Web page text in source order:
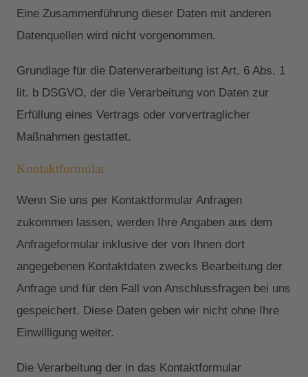
Eine Zusammenführung dieser Daten mit anderen
Datenquellen wird nicht vorgenommen.
Grundlage für die Datenverarbeitung ist Art. 6 Abs. 1
lit. b DSGVO, der die Verarbeitung von Daten zur
Erfüllung eines Vertrags oder vorvertraglicher
Maßnahmen gestattet.
Kontaktformular
Wenn Sie uns per Kontaktformular Anfragen
zukommen lassen, werden Ihre Angaben aus dem
Anfrageformular inklusive der von Ihnen dort
angegebenen Kontaktdaten zwecks Bearbeitung der
Anfrage und für den Fall von Anschlussfragen bei uns
gespeichert. Diese Daten geben wir nicht ohne Ihre
Einwilligung weiter.
Die Verarbeitung der in das Kontaktformular